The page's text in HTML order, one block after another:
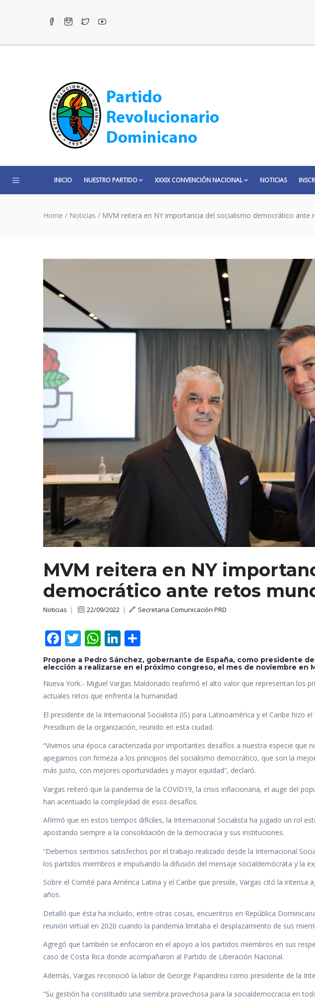
INICIO NUESTRO PARTIDO XXXIX CONVENCIÓN NACIONAL NOTICIAS
Home / Noticias / MVM reitera en NY importancia del socialismo democrático ante
MVM reitera en NY
democrático ante retos
Noticias | 22/09/2022 | Secretaria Comunicación PRD
F
ac
e
b
o
o
k
T
w
itt
er
W
h
at
s
A
p
p
Li
n
k
e
dI
n
o
m
p
ar
ti
r
Propone a Pedro Sánchez, gobernante de España, como presidente
elección a realizarse en el próximo congreso, el mes de noviembre en
Nueva York.- Miguel Vargas Maldonado reafirmó el alto valor que representan los
actuales retos que enfrenta la humanidad.
El presidente de la Internacional Socialista (IS) para Latinoamérica y el Caribe hizo
Presidium de la organización, reunido en esta ciudad.
“Vivimos una época caracterizada por importantes desafíos a nuestra especie que
apegarnos con firmeza a los principios del socialismo democrático, que son la
más justo, con mejores oportunidades y mayor equidad”, declaró.
Vargas reiteró que la pandemia de la COVID19, la crisis inflacionaria, el auge del
han acentuado la complejidad de esos desafíos.
Afirmó que en estos tiempos difíciles, la Internacional Socialista ha jugado un rol
apostando siempre a la consolidación de la democracia y sus instituciones.
“Debemos sentirnos satisfechos por el trabajo realizado desde la Internacional
los partidos miembros e impulsando la difusión del mensaje socialdemócrata y la
Sobre el Comité para América Latina y el Caribe que preside, Vargas citó la
años.
Detalló que ésta ha incluido, entre otras cosas, encuentros en República
reunión virtual en 2020 cuando la pandemia limitaba el desplazamiento de sus
Agregó que también se enfocaron en el apoyo a los partidos miembros en sus
caso de Costa Rica donde acompañaron al Partido de Liberación Nacional.
Además, Vargas reconoció la labor de George Papandreu como presidente de la
“Su gestión ha constituido una siembra provechosa para la socialdemocracia en